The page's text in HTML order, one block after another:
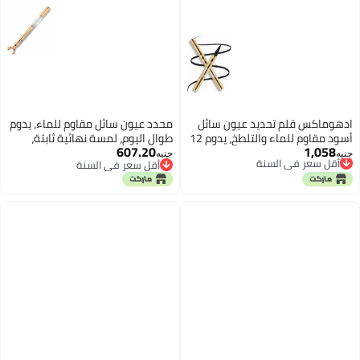
ادهوماكس قلم تحديد عيون سائل
أسود مقاوم للماء والتلطخ، يدوم 12
ساعة، برأس لباد، مثالي لمكياج
العيون النسائي، ناعم، سريع الجفاف،
غني بالأصباغ - غطاء ذهبي
جنيه1,058
أقل سعر في السنة
توصيل مجاني
أقل سعر في السنة
محدد عيون سائل مقاوم للماء، يدوم
طوال اليوم، لمسة نهائية ثابتة،
مقاوم للتلطخ والانتقال (أزرق)
جنيه607.20
أقل سعر في السنة
أقل سعر في السنة